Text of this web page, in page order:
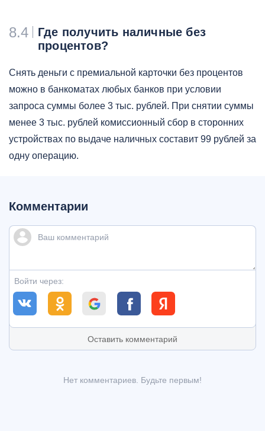
8.4
Где получить наличные без
процентов?
Снять деньги с премиальной карточки без процентов
можно в банкоматах любых банков при условии
запроса суммы более 3 тыс. рублей. При снятии суммы
менее 3 тыс. рублей комиссионный сбор в сторонних
устройствах по выдаче наличных составит 99 рублей за
одну операцию.
Комментарии
Войти через:
Оставить комментарий
Нет комментариев. Будьте первым!